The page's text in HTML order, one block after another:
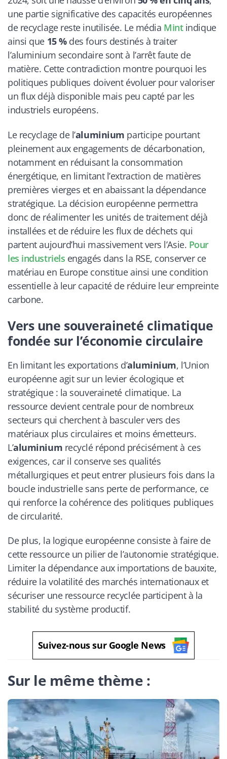
une partie significative des capacités européennes
de recyclage reste inutilisée. Le média Mintindique
ainsi que 15 %des fours destinés à traiter
l’aluminium secondaire sont à l’arrêt faute de
matière. Cette contradiction montre pourquoi les
politiques publiques doivent évoluer pour valoriser
un flux déjà disponible mais peu capté par les
industriels européens.
Le recyclage de l’aluminium participe pourtant
pleinement aux engagements de décarbonation,
notamment en réduisant la consommation
énergétique, en limitant l’extraction de matières
premières vierges et en abaissant la dépendance
stratégique. La décision européenne permettra
donc de réalimenter les unités de traitement déjà
installées et de réduire les flux de déchets qui
partent aujourd’hui massivement vers l’Asie. Pour
les industriels engagés dans la RSE, conserver ce
matériau en Europe constitue ainsi une condition
essentielle à leur capacité de réduire leur empreinte
carbone.
Vers une souveraineté climatique
fondée sur l’économie circulaire
En limitant les exportations d’aluminium, l’Union
européenne agit sur un levier écologique et
stratégique : la souveraineté climatique. La
ressource devient centrale pour de nombreux
secteurs qui cherchent à basculer vers des
matériaux plus circulaires et moins émetteurs.
L’aluminium recyclé répond précisément à ces
exigences, car il conserve ses qualités
métallurgiques et peut entrer plusieurs fois dans la
boucle industrielle sans perte de performance, ce
qui renforce la cohérence des politiques publiques
de circularité.
De plus, la logique européenne consiste à faire de
cette ressource un pilier de l’autonomie stratégique.
Limiter la dépendance aux importations de bauxite,
réduire la volatilité des marchés internationaux et
sécuriser une ressource recyclée participent à la
stabilité du système productif.
Suivez-nous sur Google News
Sur le même thème :